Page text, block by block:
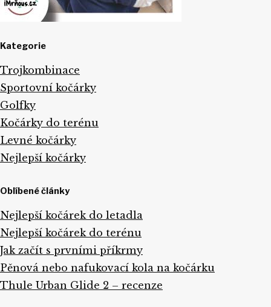
Kategorie
Trojkombinace
Sportovní kočárky
Golfky
Kočárky do terénu
Levné kočárky
Nejlepší kočárky
Oblíbené články
Nejlepší kočárek do letadla
Nejlepší kočárek do terénu
Jak začít s prvními příkrmy
Pěnová nebo nafukovací kola na kočárku
Thule Urban Glide 2 – recenze